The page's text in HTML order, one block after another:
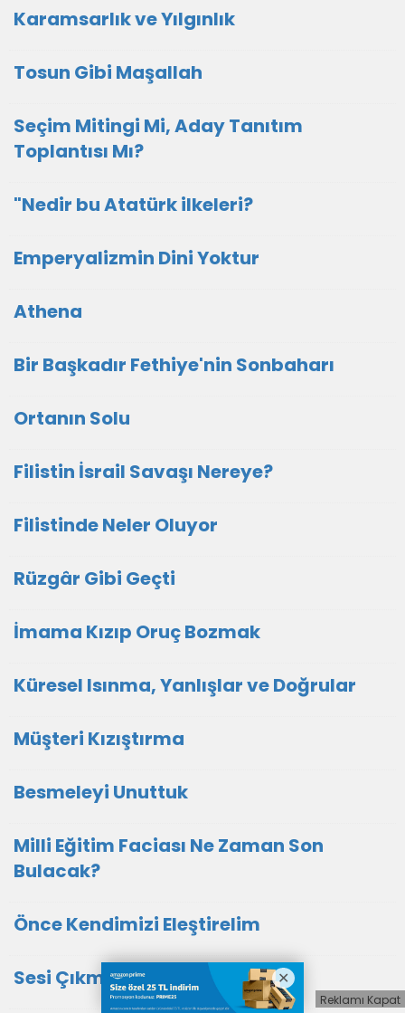
Karamsarlık ve Yılgınlık
Tosun Gibi Maşallah
Seçim Mitingi Mi, Aday Tanıtım
Toplantısı Mı?
"Nedir bu Atatürk ilkeleri?
Emperyalizmin Dini Yoktur
Athena
Bir Başkadır Fethiye'nin Sonbaharı
Ortanın Solu
Filistin İsrail Savaşı Nereye?
Filistinde Neler Oluyor
Rüzgâr Gibi Geçti
İmama Kızıp Oruç Bozmak
Küresel Isınma, Yanlışlar ve Doğrular
Müşteri Kızıştırma
Besmeleyi Unuttuk
Milli Eğitim Faciası Ne Zaman Son
Bulacak?
Önce Kendimizi Eleştirelim
Sesi Çıkmayan Siyasetçiler
Reklamı Kapat